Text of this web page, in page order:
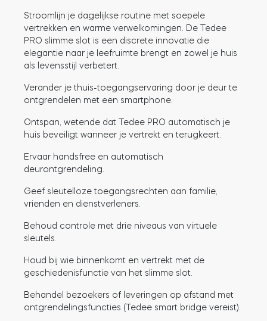
Tedee Biometric Module
BleBox Smart Relais Module
Tedee Dry Contact
Tedee GO2
Nu kopen
Stroomlijn je dagelijkse routine met soepele
vertrekken en warme verwelkomingen. De Tedee
PRO slimme slot is een discrete innovatie die
elegantie naar je leefruimte brengt en zowel je huis
als levensstijl verbetert.
Verander je thuis-toegangservaring door je deur te
ontgrendelen met een smartphone.
Ontspan, wetende dat Tedee PRO automatisch je
huis beveiligt wanneer je vertrekt en terugkeert.
Ervaar handsfree en automatisch
deurontgrendeling.
Geef sleutelloze toegangsrechten aan familie,
vrienden en dienstverleners.
Behoud controle met drie niveaus van virtuele
sleutels.
Houd bij wie binnenkomt en vertrekt met de
geschiedenisfunctie van het slimme slot.
Behandel bezoekers of leveringen op afstand met
ontgrendelingsfuncties (Tedee smart bridge vereist).